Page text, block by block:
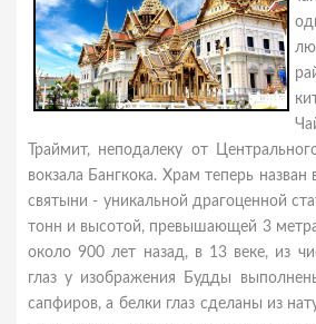
Траймит, неподалеку от
вокзала Бангкока. Храм теперь назван
святыни - уникальной драгоценной
тонн и высотой, превышающей 3
около 900 лет назад, в 13 веке, из
глаз у изображения Будды
сапфиров, а белки глаз сделаны из